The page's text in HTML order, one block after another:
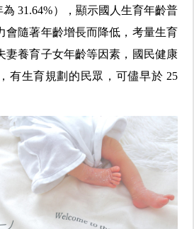
為 31.64%），顯示國人生育年齡普
會隨著年齡增長而降低，考量生育
妻養育子女年齡等因素，國民健康
有生育規劃的民眾，可儘早於 25